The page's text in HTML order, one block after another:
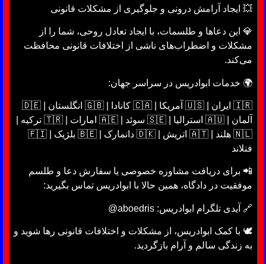
💥 ایجاد آرامش درونی و جلوگیری از مشکلات قانونی
💎 این دعاها و طلسمات، با ایجاد تعادل روحی، شما را از
مشکلات و اضطراب‌های ناشی از اختلافات قانونی محافظت
می‌کند.
🌍 خدمات ابوادریس در سراسر جهان:
🇮🇷 ایران | 🇺🇸 آمریکا | 🇨🇦 کانادا | 🇬🇧 انگلستان | 🇩🇪
آلمان | 🇦🇺 استرالیا | 🇸🇪 سوئد | 🇦🇪 امارات | 🇹🇷 ترکیه |
🇳🇱 هلند | 🇦🇹 اتریش | 🇩🇰 دانمارک | 🇧🇪 بلژیک | 🇫🇮
فنلاند
📲 برای دریافت مشاوره خصوصی یا سفارش دعا و طلسم
موفقیت در دادگاه، همین حالا با ابوادریس تماس بگیرید:
🔗 آیدی تلگرام ابوادریس: aboedris@
🕊 با کمک ابوادریس، از مشکلات و اختلافات قانونی رها شوید و
به زندگی سالم و آرام بازگردید.